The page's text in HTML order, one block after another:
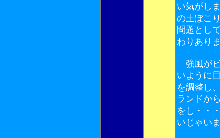
い気がし
の土ぼこ
問題とし
わりあり
強風がビ
いように
を調整し
ランドか
をし・・
いじゃい